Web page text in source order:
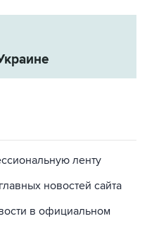
ленту
новостей сайта
в официальном